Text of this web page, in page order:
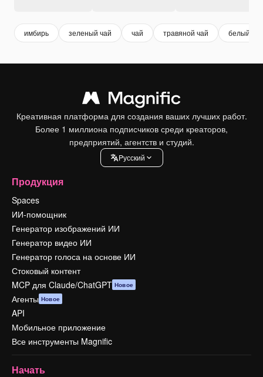
имбирь зеленый чай чай травяной чай белый чай
Креативная платформа для создания ваших лучших работ.
Более 1 миллиона подписчиков среди креаторов,
предприятий, агентств и студий.
Pусский
Продукция
Spaces
ИИ-помощник
Генератор изображений ИИ
Генератор видео ИИ
Генератор голоса на основе ИИ
Стоковый контент
MCP для Claude/ChatGPT Новое
Агенты Новое
API
Мобильное приложение
Все инструменты Magnific
Начать